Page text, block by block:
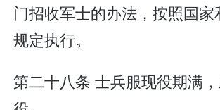
门招收军士的办法，按照国家
规定执行。
第二十八条 士兵服现役期满